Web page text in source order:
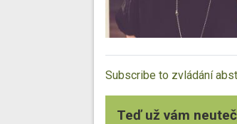
Subscribe to zvládání
Teď už vám